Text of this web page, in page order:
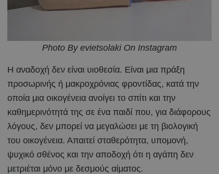
Photo By evietsolaki On Instagram
Η αναδοχή δεν είναι υιοθεσία. Είναι μια πράξη
προσωρινής ή μακροχρόνιας φροντίδας, κατά την
οποία μια οικογένεια ανοίγει το σπίτι και την
καθημερινότητά της σε ένα παιδί που, για διάφορους
λόγους, δεν μπορεί να μεγαλώσει με τη βιολογική
του οικογένεια. Απαιτεί σταθερότητα, υπομονή,
ψυχικό σθένος και την αποδοχή ότι η αγάπη δεν
μετριέται μόνο με δεσμούς αίματος.